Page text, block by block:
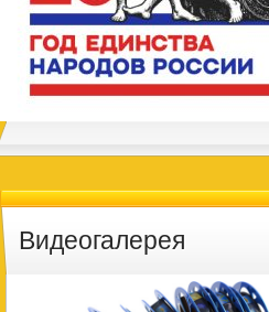
Видеогалерея